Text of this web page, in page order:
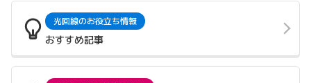
光回線のお役立ち情報
おすすめ記事